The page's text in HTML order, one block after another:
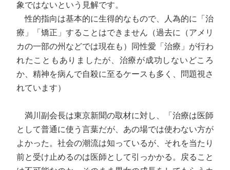
象ではないという見解です。
性的指向は基本的に生得的なもので、人為的に「治
療」「矯正」することはできません（過去に（アメリ
カの一部の州などでは現在も）同性愛「治療」が行わ
れたこともありましたが、治療が成功しないどころ
か、精神を病んで自殺に至るケースも多く、問題視さ
れています）
満川副会長は東京新聞の取材に対し、「治療は医師
として普通に使う言葉だが、あの場では使わない方が
よかった。社会の潮流は知っているが、それを当たり
前と受け止めるのは医師として引っかかる。戻ること